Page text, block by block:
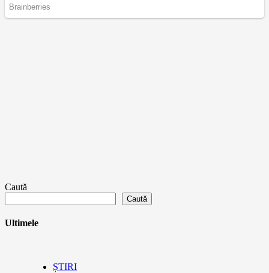
Caută
Caută
Ultimele
ȘTIRI